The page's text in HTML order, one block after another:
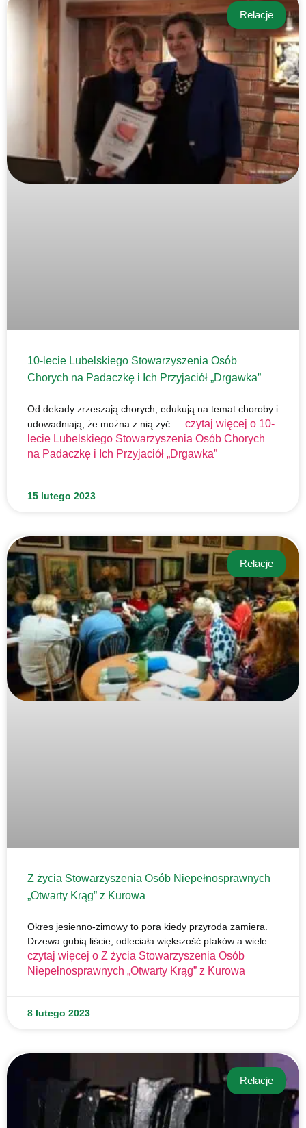
Relacje
10-lecie Lubelskiego Stowarzyszenia Osób
Chorych na Padaczkę i Ich Przyjaciół „Drgawka”
Od dekady zrzeszają chorych, edukują na temat choroby i
udowadniają, że można z nią żyć.… czytaj więcej o 10-
lecie Lubelskiego Stowarzyszenia Osób Chorych
na Padaczkę i Ich Przyjaciół „Drgawka”
15 lutego 2023
Relacje
Z życia Stowarzyszenia Osób Niepełnosprawnych
„Otwarty Krąg” z Kurowa
Okres jesienno-zimowy to pora kiedy przyroda zamiera.
Drzewa gubią liście, odleciała większość ptaków a wiele…
czytaj więcej o Z życia Stowarzyszenia Osób
Niepełnosprawnych „Otwarty Krąg” z Kurowa
8 lutego 2023
Relacje